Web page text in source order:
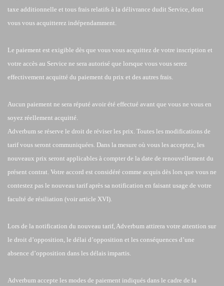
taxe additionnelle et tous frais relatifs à la délivrance dudit Service, dont
vous vous acquitterez indépendamment.
Le paiement est exigible dès que vous vous acquittez de votre inscription et
votre accès au Service ne sera autorisé que lorsque vous vous serez
effectivement acquitté du paiement du prix et des autres frais.
Aucun paiement ne sera réputé avoir été effectué avant que vous ne vous en
soyez réellement acquitté.
Adverbum se réserve le droit de réviser les prix. Toutes les modifications de
tarif vous seront communiquées. Dans la mesure où vous les acceptez, les
nouveaux prix seront applicables à compter de la date de renouvellement du
présent contrat. Votre accord est considéré comme acquis dès lors que vous ne
contestez pas le nouveau tarif après sa notification en faisant usage de votre
faculté de résiliation (voir article XVI).
Lors de la notification du nouveau tarif, Adverbum attirera votre attention sur
le droit d’opposition, le délai d’opposition et les conséquences d’une
absence d’opposition dans les délais impartis.
Adverbum accepte les modes de paiement indiqués dans le cadre de la